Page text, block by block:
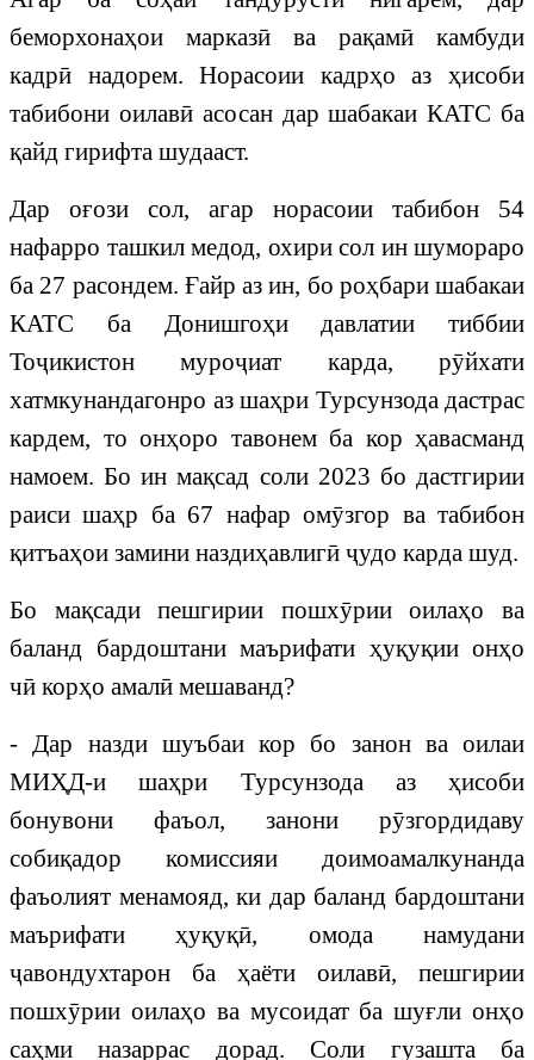
беморхонаҳои марказӣ ва рақамӣ камбуди
кадрӣ надорем. Норасоии кадрҳо аз ҳисоби
табибони оилавӣ асосан дар шабакаи КАТС ба
қайд гирифта шудааст.
Дар оғози сол, агар норасоии табибон 54
нафарро ташкил медод, охири сол ин шумораро
ба 27 расондем. Ғайр аз ин, бо роҳбари шабакаи
КАТС ба Донишгоҳи давлатии тиббии
Тоҷикистон муроҷиат карда, рӯйхати
хатмкунандагонро аз шаҳри Турсунзода дастрас
кардем, то онҳоро тавонем ба кор ҳавасманд
намоем. Бо ин мақсад соли 2023 бо дастгирии
раиси шаҳр ба 67 нафар омӯзгор ва табибон
қитъаҳои замини наздиҳавлигӣ ҷудо карда шуд.
Бо мақсади пешгирии пошхӯрии оилаҳо ва
баланд бардоштани маърифати ҳуқуқии онҳо
чӣ корҳо амалӣ мешаванд?
- Дар назди шуъбаи кор бо занон ва оилаи
МИҲД-и шаҳри Турсунзода аз ҳисоби
бонувони фаъол, занони рӯзгордидаву
собиқадор комиссияи доимоамалкунанда
фаъолият менамояд, ки дар баланд бардоштани
маърифати ҳуқуқӣ, омода намудани
ҷавондухтарон ба ҳаёти оилавӣ, пешгирии
пошхӯрии оилаҳо ва мусоидат ба шуғли онҳо
саҳми назаррас дорад. Соли гузашта ба